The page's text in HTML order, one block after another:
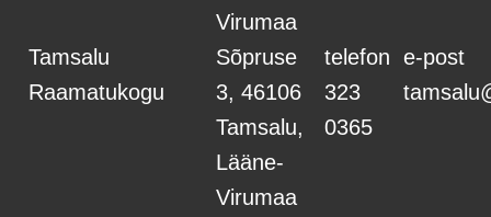
Virumaa
Tamsalu
Raamatukogu
Sõpruse
3, 46106
Tamsalu,
Lääne-
Virumaa
telefon
323
0365
e-post